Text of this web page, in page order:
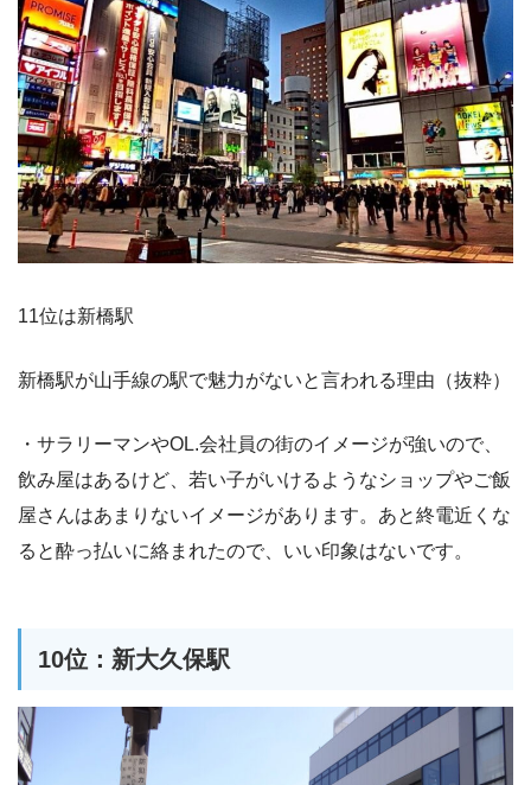
11位は新橋駅
新橋駅が山手線の駅で魅力がないと言われる理由（抜粋）
・サラリーマンやOL.会社員の街のイメージが強いので、
飲み屋はあるけど、若い子がいけるようなショップやご飯
屋さんはあまりないイメージがあります。あと終電近くな
ると酔っ払いに絡まれたので、いい印象はないです。
10位：新大久保駅